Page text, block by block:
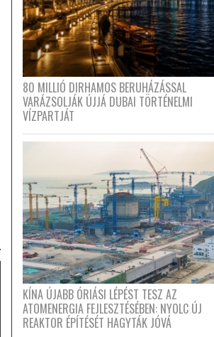
80 MILLIÓ DIRHAMOS BERUHÁZÁSSAL
VARÁZSOLJÁK ÚJJÁ DUBAI TÖRTÉNELMI
VÍZPARTJÁT
KÍNA ÚJABB ÓRIÁSI LÉPÉST TESZ AZ
ATOMENERGIA FEJLESZTÉSÉBEN: NYOLC ÚJ
REAKTOR ÉPÍTÉSÉT HAGYTÁK JÓVÁ